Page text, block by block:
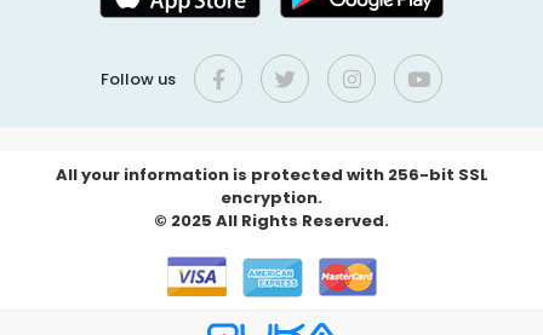
Follow us
All your information is protected with 256-bit SSL
encryption.
© 2025 All Rights Reserved.